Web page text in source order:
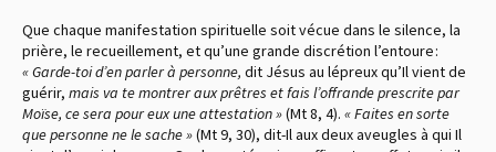
Que chaque manifestation spirituelle soit vécue dans le silence, la
prière, le recueillement, et qu’une grande discrétion l’entoure :
« Garde-toi d’en parler à personne, dit Jésus au lépreux qu’Il vient de
guérir, mais va te montrer aux prêtres et fais l’offrande prescrite par
Moïse, ce sera pour eux une attestation »(Mt 8, 4). « Faites en sorte
que personne ne le sache »(Mt 9, 30), dit-Il aux deux aveugles à qui Il